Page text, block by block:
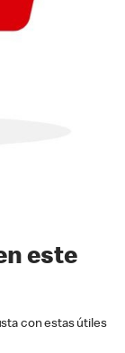
este
con estas útiles